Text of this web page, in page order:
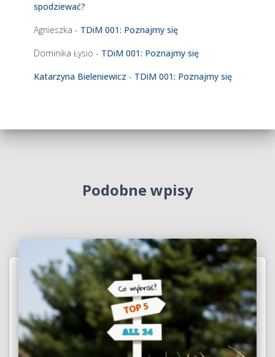
c
spodziewać?
Agnieszka - TDiM 001: Poznajmy się
Dominika Łysio - TDiM 001: Poznajmy się
Katarzyna Bieleniewicz - TDiM 001: Poznajmy się
Podobne wpisy